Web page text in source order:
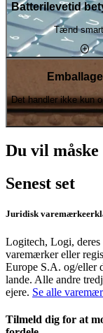
Batterilevetid
Tænd
Det handler ikke kun
Du vil måske
Senest set
Juridisk
Logitech, Logi,
varemærker eller
Europe S.A. og/eller
lande. Alle andre
ejere. Se alle
Tilmeld dig for at